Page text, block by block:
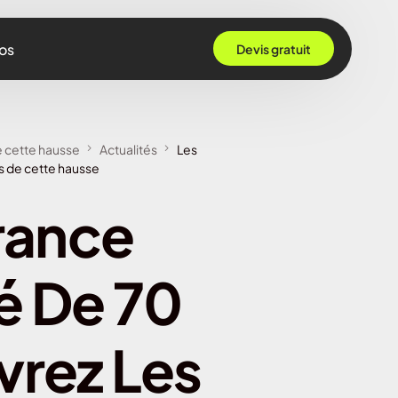
Devis gratuit
cette hausse Actualités
Les
de cette hausse
De 70
Les